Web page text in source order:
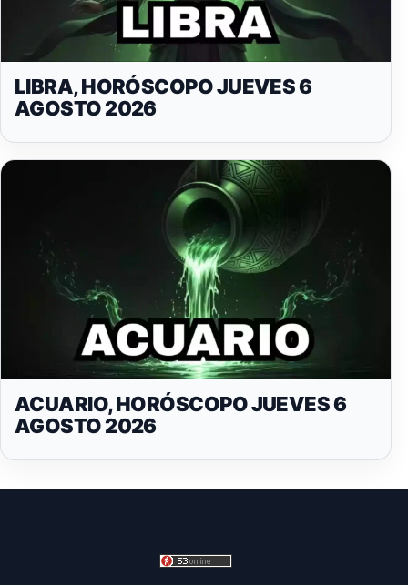
LIBRA, HORÓSCOPO JUEVES 6
AGOSTO 2026
ACUARIO, HORÓSCOPO JUEVES 6
AGOSTO 2026